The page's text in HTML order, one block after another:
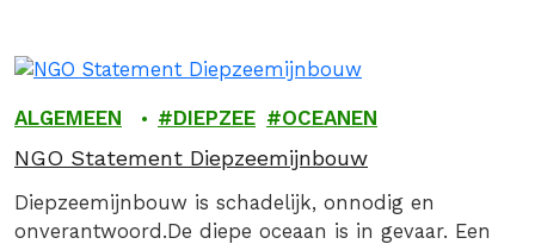
ALGEMEEN DIEPZEE OCEANEN
NGO Statement Diepzeemijnbouw
Diepzeemijnbouw is schadelijk, onnodig en
onverantwoord.De diepe oceaan is in gevaar. Een